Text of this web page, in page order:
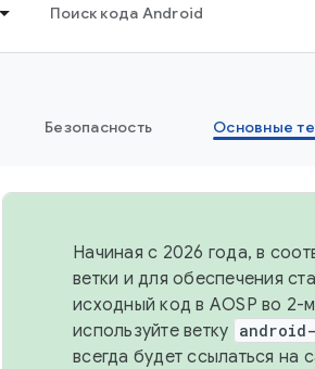
Поиск кода Android
Безопасность Основные
Начиная с 2026 года, в
ветки и для обеспечения
исходный код в AOSP во 2-
используйте ветку
всегда будет ссылаться на